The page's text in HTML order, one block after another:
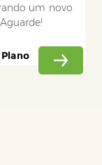
um novo